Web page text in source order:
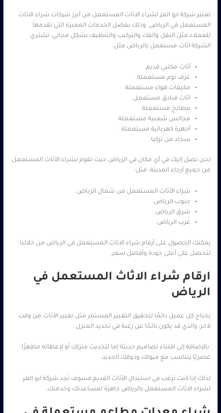
تعتبر شركة ابو العز لشراء الاثاث المستعمل من أبرز شركات شراء الاثاث
المستعمل في الرياض. وذلك بفضل الخدمات المميزة التي تقدمها
للعملاء مثل النقل والفك والتركيب والتنظيف بشكل مجاني، تشتري
الشركة اثاث مستعمل بالرياض مثل:
أثاث مكتبي قديم.
غرف نوم مستعملة.
مكيفات هواء مستعملة.
أثاث فنادق مستعمل.
مطابخ مستعملة.
مجالس شعبية مستعملة.
أجهزة كهربائية مستعملة.
سجاد من تركيا.
نحن نصل إليك في أي مكان في الرياض حيث نقوم بشراء الأثاث المستعمل
من جميع أرجاء المدينة، مثل:
شراء الأثاث المستعمل من شمال الرياض.
جنوب الرياض.
شرق الرياض.
غرب الرياض.
يمكنك الحصول على أرقام شراء الاثاث المستعمل في الرياض من خلالنا
لتحصل على أعلى جودة وأفضل سعر.
ارقام شراء الاثاث المستعمل في
الرياض
يحتاج كل عميل دائمًا لتحقيق التغيير المستمر مثل تغيير الأثاث من وقت
لآخر، والذي قد يكون ناتجًا عن رغبة في تجديد المنزل.
بالإضافة إلى اقتناء تصاميم حديثة إما لتحديث منزلك أو لإعطائه مظهرًا
عصريًا يتناسب مع ميولك وذوقك الجديد.
لذلك إذا كنت ترغب في استبدال الأثاث القديم فسوف تجد شركة ابو العز
لشراء الاثاث المستعمل بالرياض جاهزة لمساعدتك وخدمتك.